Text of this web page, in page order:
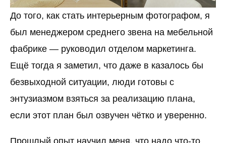
До того, как стать интерьерным фотографом, я
был менеджером среднего звена на мебельной
фабрике — руководил отделом маркетинга.
Ещё тогда я заметил, что даже в казалось бы
безвыходной ситуации, люди готовы с
энтузиазмом взяться за реализацию плана,
если этот план был озвучен чётко и уверенно.
Прошлый опыт научил меня, что надо что-то